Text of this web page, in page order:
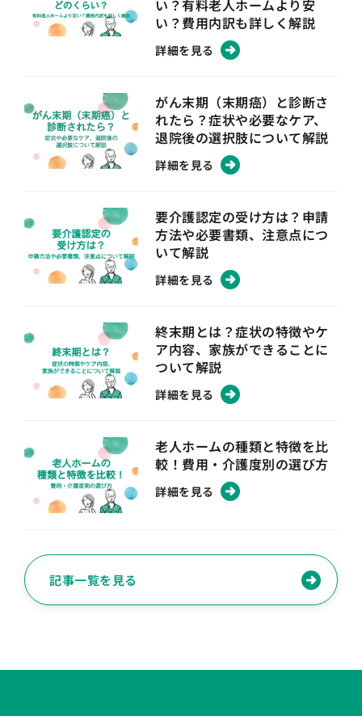
い？有料老人ホームより安
い？費用内訳も詳しく解説
詳細を見る
がん末期（末期癌）と診断さ
れたら？症状や必要なケア、
退院後の選択肢について解説
詳細を見る
要介護認定の受け方は？申請
方法や必要書類、注意点につ
いて解説
詳細を見る
終末期とは？症状の特徴やケ
ア内容、家族ができることに
ついて解説
詳細を見る
老人ホームの種類と特徴を比
較！費用・介護度別の選び方
詳細を見る
記事一覧を見る